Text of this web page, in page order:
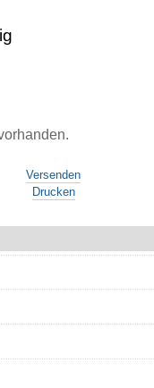
Versenden
Drucken